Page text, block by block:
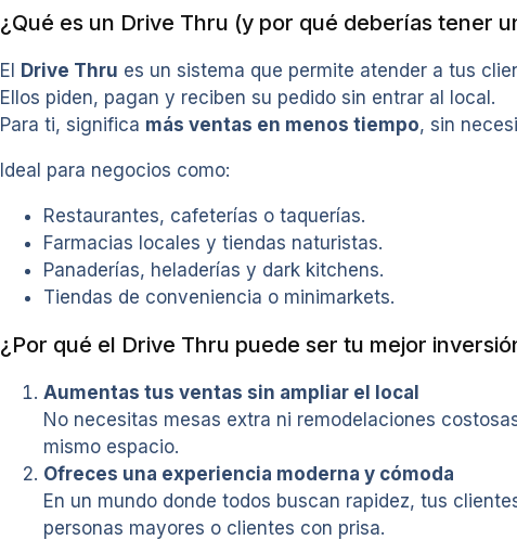
¿Qué es un Drive Thru (y por qué deberías tener
El Drive Thru es un sistema que permite atender a tus
Ellos piden, pagan y reciben su pedido sin entrar al local.
Para ti, significa más ventas en menos tiempo, sin
Ideal para negocios como:
Restaurantes, cafeterías o taquerías.
Farmacias locales y tiendas naturistas.
Panaderías, heladerías y dark kitchens.
Tiendas de conveniencia o minimarkets.
¿Por qué el Drive Thru puede ser tu mejor
Aumentas tus ventas sin ampliar el local
No necesitas mesas extra ni remodelaciones
mismo espacio.
Ofreces una experiencia moderna y cómoda
En un mundo donde todos buscan rapidez, tus
personas mayores o clientes con prisa.